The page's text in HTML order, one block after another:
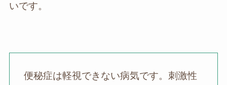
いです。
便秘症は軽視できない病気です。刺激性